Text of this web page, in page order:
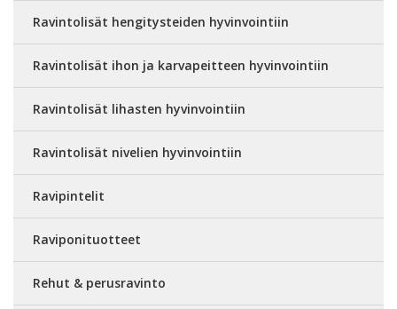
Ravintolisät hengitysteiden hyvinvointiin
Ravintolisät ihon ja karvapeitteen hyvinvointiin
Ravintolisät lihasten hyvinvointiin
Ravintolisät nivelien hyvinvointiin
Ravipintelit
Raviponituotteet
Rehut & perusravinto